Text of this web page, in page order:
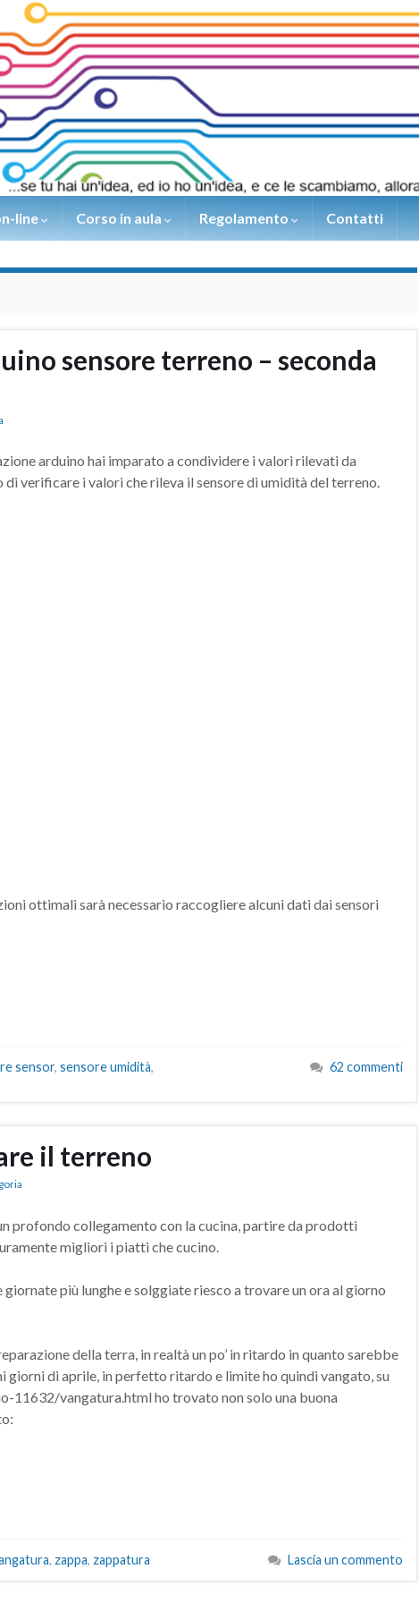
line Corso in aula Regolamento Contatti
sensore terreno – seconda
arduino hai imparato a condividere i valori rilevati da
di verificare i valori che rileva il sensore di umidità del terreno.
ottimali sarà necessario raccogliere alcuni dati dai sensori
sensor, sensore umidità,
62 commenti
il terreno
profondo collegamento con la cucina, partire da prodotti
migliori i piatti che cucino.
più lunghe e solggiate riesco a trovare un ora al giorno
della terra, in realtà un po’ in ritardo in quanto sarebbe
di aprile, in perfetto ritardo e limite ho quindi vangato, su
vangatura.html ho trovato non solo una buona
, zappa, zappatura Lascia un commento